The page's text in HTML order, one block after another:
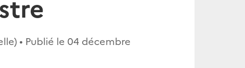
• Publié le 04 décembre